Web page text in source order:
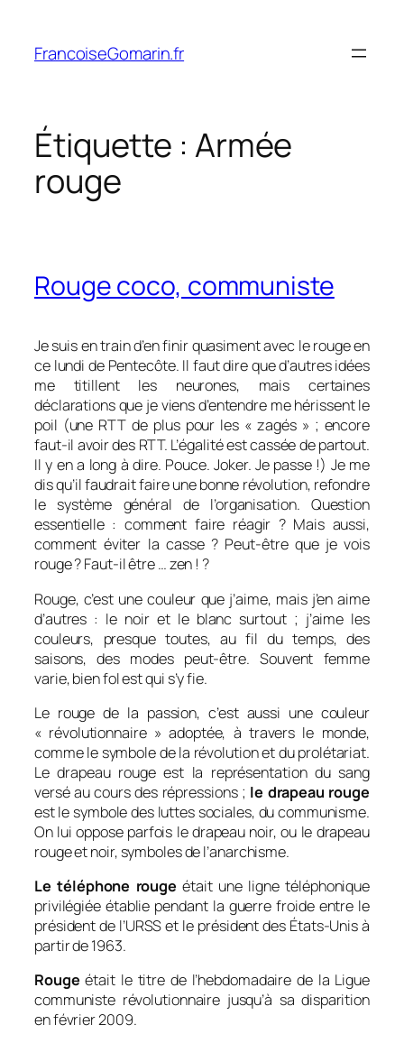
contenu
FrancoiseGomarin.fr
Étiquette : Armée
rouge
Rouge coco, communiste
Je suis en train d’en finir quasiment avec le rouge en
ce lundi de Pentecôte. Il faut dire que d’autres idées
me titillent les neurones, mais certaines
déclarations que je viens d’entendre me hérissent le
poil (une RTT de plus pour les « zagés » ; encore
faut-il avoir des RTT. L’égalité est cassée de partout.
Il y en a long à dire. Pouce. Joker. Je passe !) Je me
dis qu’il faudrait faire une bonne révolution, refondre
le système général de l’organisation. Question
essentielle : comment faire réagir ? Mais aussi,
comment éviter la casse ? Peut-être que je vois
rouge ? Faut-il être … zen ! ?
Rouge, c’est une couleur que j’aime, mais j’en aime
d’autres : le noir et le blanc surtout ; j’aime les
couleurs, presque toutes, au fil du temps, des
saisons, des modes peut-être.Souvent femme
varie, bien fol est qui s’y fie.
Le rouge de la passion, c’est aussi une couleur
« révolutionnaire » adoptée, à travers le monde,
comme le symbole de la révolution et du prolétariat.
Le drapeau rouge est la représentation du sang
versé au cours des répressions ; le drapeau rouge
est le symbole des luttes sociales, du communisme.
On lui oppose parfois le drapeau noir, ou le drapeau
rouge et noir, symboles de l’anarchisme.
Le téléphone rouge était une ligne téléphonique
privilégiée établie pendant la guerre froide entre le
président de l’URSS et le président des États-Unis à
partir de 1963.
Rougeétait le titre de l’hebdomadaire de la Ligue
communiste révolutionnaire jusqu’à sa disparition
en février 2009.